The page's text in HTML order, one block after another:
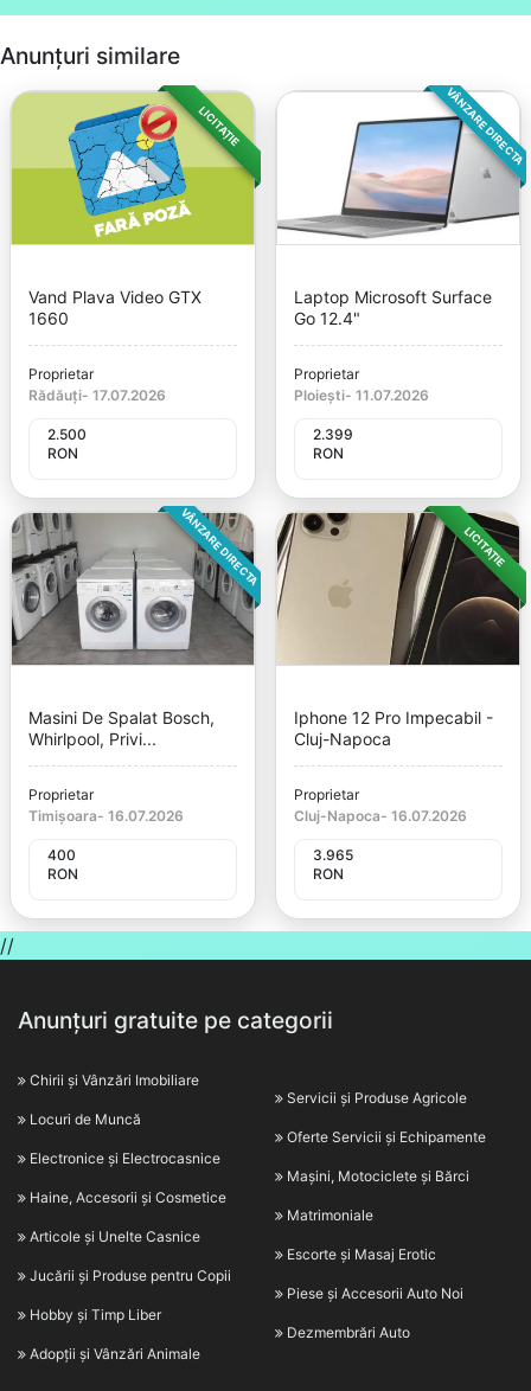
Anunțuri similare
LICITAȚIE
Vand Plava Video GTX
1660
Proprietar
Rădăuți- 17.07.2026
2.500
RON
VÂNZARE DIRECTA
Laptop Microsoft Surface
Go 12.4"
Proprietar
Ploiești- 11.07.2026
2.399
RON
VÂNZARE DIRECTA
Masini De Spalat Bosch,
Whirlpool, Privi...
Proprietar
Timișoara- 16.07.2026
400
RON
LICITAȚIE
Iphone 12 Pro Impecabil -
Cluj-Napoca
Proprietar
Cluj-Napoca- 16.07.2026
3.965
RON
//
Anunțuri gratuite pe categorii
Chirii și Vânzări Imobiliare
Locuri de Muncă
Electronice și Electrocasnice
Haine, Accesorii și Cosmetice
Articole și Unelte Casnice
Jucării și Produse pentru Copii
Hobby și Timp Liber
Adopții și Vânzări Animale
Servicii și Produse Agricole
Oferte Servicii și Echipamente
Mașini, Motociclete și Bărci
Matrimoniale
Escorte și Masaj Erotic
Piese și Accesorii Auto Noi
Dezmembrări Auto